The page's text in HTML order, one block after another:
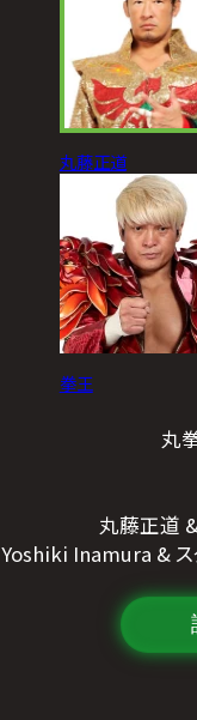
丸藤正道
拳王
丸
丸藤正道
Yoshiki Inamura & ス